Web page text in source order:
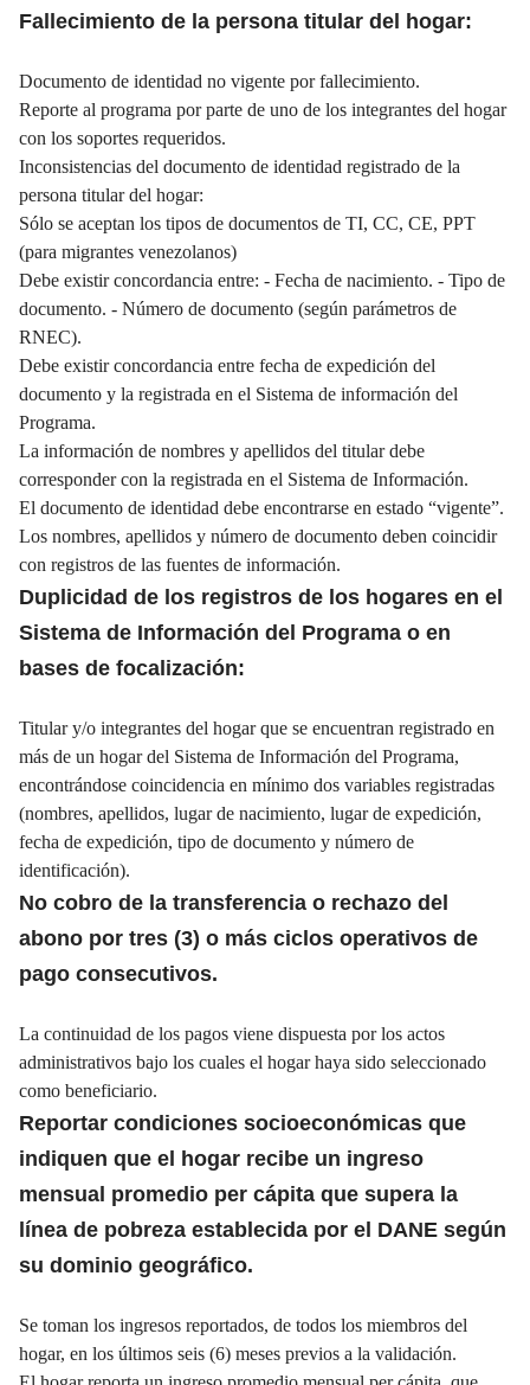
Fallecimiento de la persona titular del hogar:
Documento de identidad no vigente por fallecimiento.
Reporte al programa por parte de uno de los integrantes del hogar
con los soportes requeridos.
Inconsistencias del documento de identidad registrado de la
persona titular del hogar:
Sólo se aceptan los tipos de documentos de TI, CC, CE, PPT
(para migrantes venezolanos)
Debe existir concordancia entre: - Fecha de nacimiento. - Tipo de
documento. - Número de documento (según parámetros de
RNEC).
Debe existir concordancia entre fecha de expedición del
documento y la registrada en el Sistema de información del
Programa.
La información de nombres y apellidos del titular debe
corresponder con la registrada en el Sistema de Información.
El documento de identidad debe encontrarse en estado “vigente”.
Los nombres, apellidos y número de documento deben coincidir
con registros de las fuentes de información.
Duplicidad de los registros de los hogares en el
Sistema de Información del Programa o en
bases de focalización:
Titular y/o integrantes del hogar que se encuentran registrado en
más de un hogar del Sistema de Información del Programa,
encontrándose coincidencia en mínimo dos variables registradas
(nombres, apellidos, lugar de nacimiento, lugar de expedición,
fecha de expedición, tipo de documento y número de
identificación).
No cobro de la transferencia o rechazo del
abono por tres (3) o más ciclos operativos de
pago consecutivos.
La continuidad de los pagos viene dispuesta por los actos
administrativos bajo los cuales el hogar haya sido seleccionado
como beneficiario.
Reportar condiciones socioeconómicas que
indiquen que el hogar recibe un ingreso
mensual promedio per cápita que supera la
línea de pobreza establecida por el DANE según
su dominio geográfico.
Se toman los ingresos reportados, de todos los miembros del
hogar, en los últimos seis (6) meses previos a la validación.